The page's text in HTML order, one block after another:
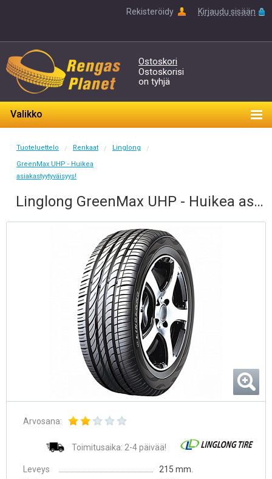
Rekisteröidy Kirjaudu sisään
Ostoskori
Ostoskorisi
on tyhjä
Valikko
Tuoteluettelo / Renkaat / Linglong
/
GreenMax UHP - Huikea
asiakastyytyväisyys!
Linglong GreenMax UHP - Huikea asiakastyytyväisyys! 215/55-17 V 94
Arvosana:
Toimitusaika: 2-4 päivää!
Leveys
215 mm.